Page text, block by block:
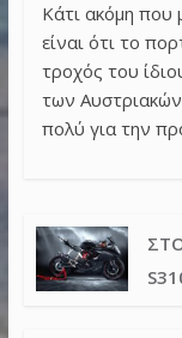
Κάτι ακόμη που
είναι ότι το
τροχός του
των
πολύ για την